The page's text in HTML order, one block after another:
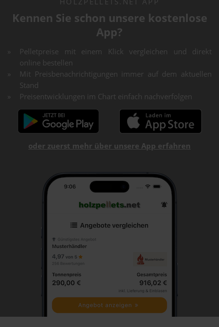
Kennen Sie schon unsere kostenlose
App?
Pelletpreise mit einem Klick vergleichen und direkt
online bestellen
Mit Preisbenachrichtigungen immer auf dem aktuellen
Stand
Preisentwicklungen im Chart einfach nachverfolgen
oder zuerst mehr über unsere App erfahren